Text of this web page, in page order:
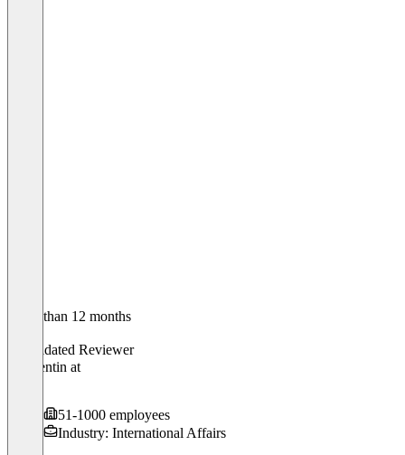
Older than 12 months
Validated Reviewer
Referentin at
51-1000 employees
Industry: International Affairs